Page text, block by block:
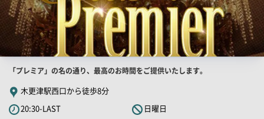
店
舗
PR
キ
「プレミア」の名の通り、最高のお時間をご提供いたします。
木更津駅西口から徒歩8分
20:30-LAST
日曜日